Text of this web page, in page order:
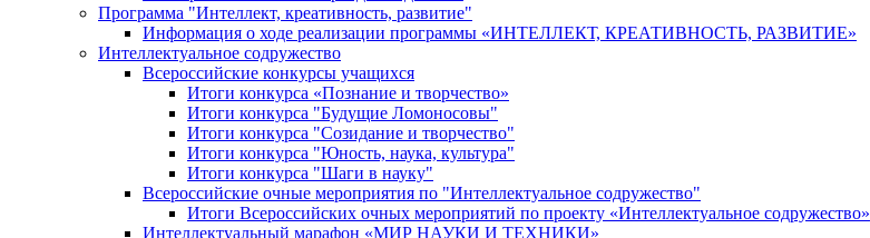
Программа "Интеллект, креативность, развитие"
Информация о ходе реализации программы «ИНТЕЛЛЕКТ, КРЕАТИВНОСТЬ, РАЗВИТИЕ»
Интеллектуальное содружество
Всероссийские конкурсы учащихся
Итоги конкурса «Познание и творчество»
Итоги конкурса "Будущие Ломоносовы"
Итоги конкурса "Созидание и творчество"
Итоги конкурса "Юность, наука, культура"
Итоги конкурса "Шаги в науку"
Всероссийские очные мероприятия по "Интеллектуальное содружество"
Итоги Всероссийских очных мероприятий по проекту «Интеллектуальное содружество»
Интеллектуальный марафон «МИР НАУКИ И ТЕХНИКИ»